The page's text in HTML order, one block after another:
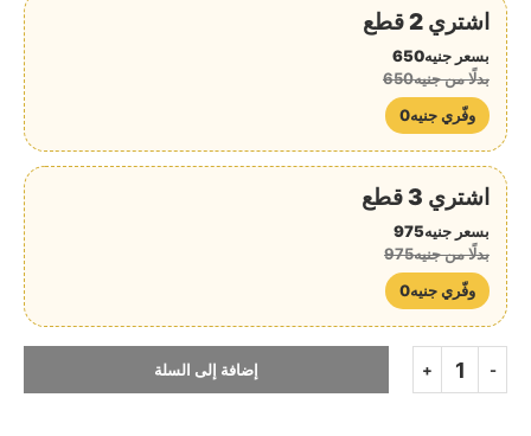
اشتري 2 قطع
بسعر جنيه650
بدلًا من جنيه650
وفّري جنيه0
اشتري 3 قطع
بسعر جنيه975
بدلًا من جنيه975
وفّري جنيه0
إضافة إلى السلة